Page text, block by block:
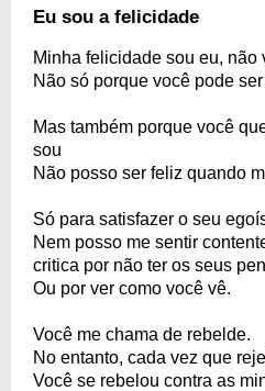
Eu sou a felicidade
Minha felicidade sou eu, não
Não só porque você pode
Mas também porque você
sou
Não posso ser feliz quando
Só para satisfazer o seu
Nem posso me sentir
critica por não ter os seus
Ou por ver como você vê.
Você me chama de rebelde.
No entanto, cada vez que
Você se rebelou contra as